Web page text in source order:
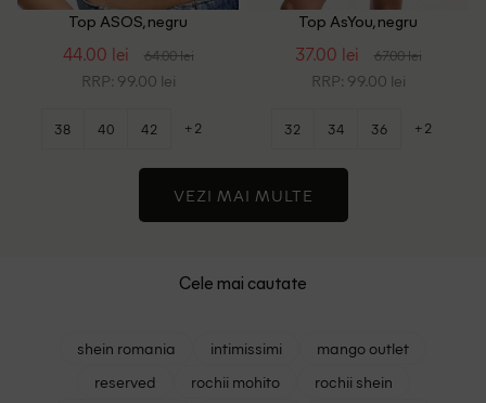
Top ASOS, negru
44.00 lei 64.00 lei
RRP: 99.00 lei
38 40 42 +2
Top AsYou, negru
37.00 lei 67.00 lei
RRP: 99.00 lei
32 34 36 +2
VEZI MAI MULTE
Cele mai cautate
shein romania intimissimi
mango outlet
reserved
rochii mohito
rochii shein